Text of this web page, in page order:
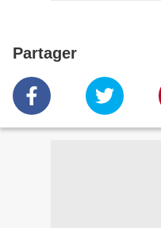
Partager